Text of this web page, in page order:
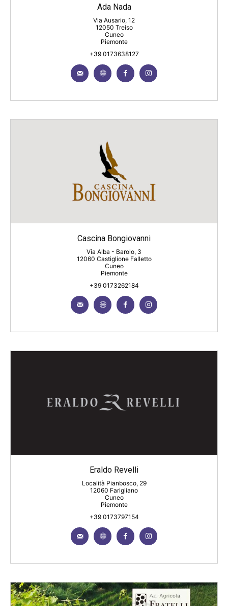
Ada Nada
Via Ausario, 12
12050 Treiso
Cuneo
Piemonte
+39 0173638127
Cascina Bongiovanni
Via Alba - Barolo, 3
12060 Castiglione Falletto
Cuneo
Piemonte
+39 0173262184
Eraldo Revelli
Località Pianbosco, 29
12060 Farigliano
Cuneo
Piemonte
+39 0173797154